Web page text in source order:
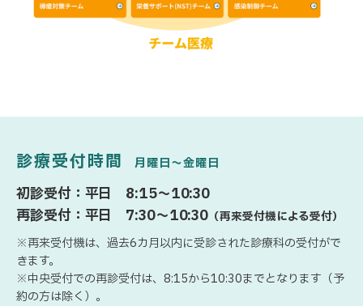
診療受付時間 月曜日〜金曜日
初診受付：平日 8:15〜10:30
再診受付：平日 7:30〜10:30 （再来受付機による受付）
※再来受付機は、過去6カ月以内に受診された診療科の受付がで
きます。
※中央受付での再診受付は、8:15から10:30までとなります（予
約の方は除く）。